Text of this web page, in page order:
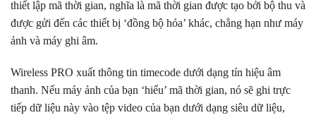
thiết lập mã thời gian, nghĩa là mã thời gian được tạo bởi bộ thu và
được gửi đến các thiết bị ‘đồng bộ hóa’ khác, chẳng hạn như máy
ảnh và máy ghi âm.
Wireless PRO xuất thông tin timecode dưới dạng tín hiệu âm
thanh. Nếu máy ảnh của bạn ‘hiểu’ mã thời gian, nó sẽ ghi trực
tiếp dữ liệu này vào tệp video của bạn dưới dạng siêu dữ liệu,